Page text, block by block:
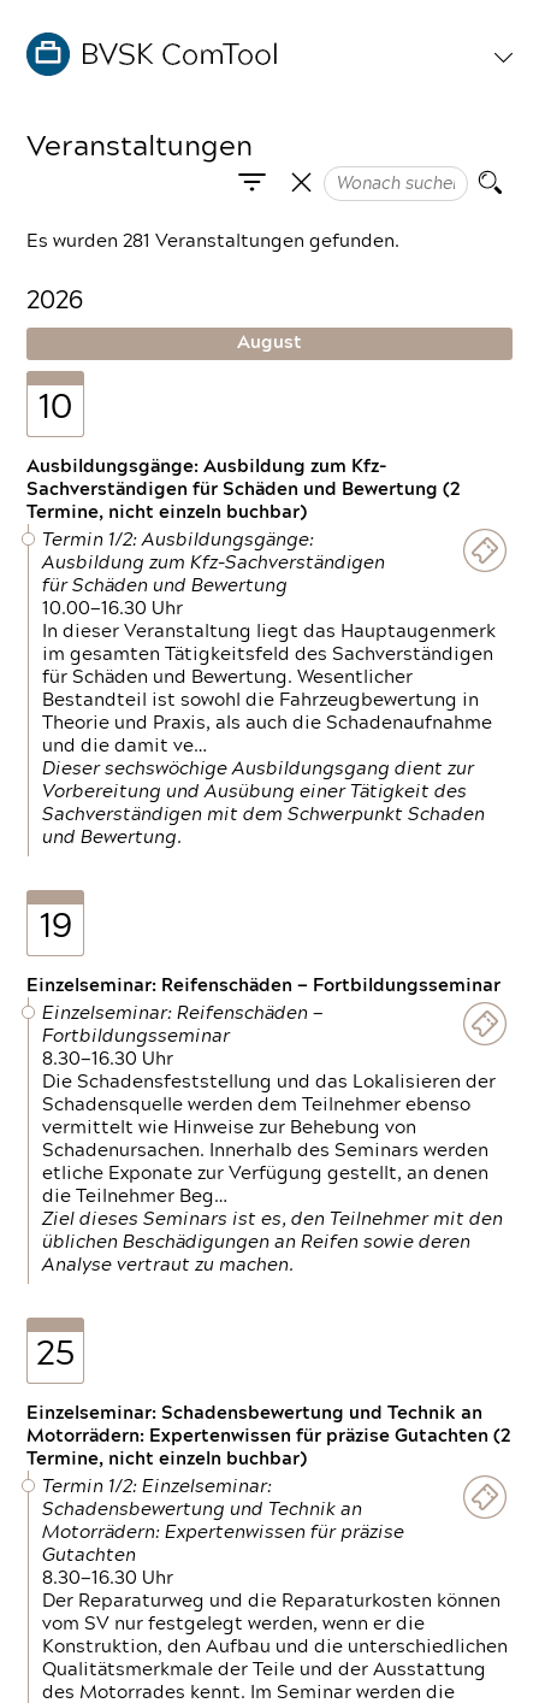
Veranstaltungen
Es wurden 281 Veranstaltungen gefunden.
2026
August
10
Ausbildungsgänge: Ausbildung zum Kfz-
Sachverständigen für Schäden und Bewertung (2
Termine, nicht einzeln buchbar)
Termin 1/2: Ausbildungsgänge:
Ausbildung zum Kfz-Sachverständigen
für Schäden und Bewertung
10.00—16.30 Uhr
In dieser Veranstaltung liegt das Hauptaugenmerk
im gesamten Tätigkeitsfeld des Sachverständigen
für Schäden und Bewertung. Wesentlicher
Bestandteil ist sowohl die Fahrzeugbewertung in
Theorie und Praxis, als auch die Schadenaufnahme
und die damit ve…
Dieser sechswöchige Ausbildungsgang dient zur
Vorbereitung und Ausübung einer Tätigkeit des
Sachverständigen mit dem Schwerpunkt Schaden
und Bewertung.
19
Einzelseminar: Reifenschäden — Fortbildungsseminar
Einzelseminar: Reifenschäden —
Fortbildungsseminar
8.30—16.30 Uhr
Die Schadensfeststellung und das Lokalisieren der
Schadensquelle werden dem Teilnehmer ebenso
vermittelt wie Hinweise zur Behebung von
Schadenursachen. Innerhalb des Seminars werden
etliche Exponate zur Verfügung gestellt, an denen
die Teilnehmer Beg…
Ziel dieses Seminars ist es, den Teilnehmer mit den
üblichen Beschädigungen an Reifen sowie deren
Analyse vertraut zu machen.
25
Einzelseminar: Schadensbewertung und Technik an
Motorrädern: Expertenwissen für präzise Gutachten (2
Termine, nicht einzeln buchbar)
Termin 1/2: Einzelseminar:
Schadensbewertung und Technik an
Motorrädern: Expertenwissen für präzise
Gutachten
8.30—16.30 Uhr
Der Reparaturweg und die Reparaturkosten können
vom SV nur festgelegt werden, wenn er die
Konstruktion, den Aufbau und die unterschiedlichen
Qualitätsmerkmale der Teile und der Ausstattung
des Motorrades kennt. Im Seminar werden die